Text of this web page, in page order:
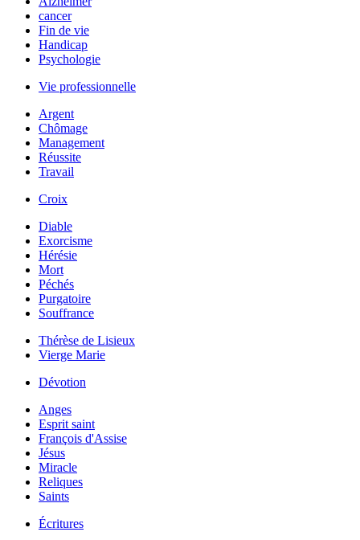
cancer
Fin de vie
Handicap
Psychologie
Vie professionnelle
Argent
Chômage
Management
Réussite
Travail
Croix
Diable
Exorcisme
Hérésie
Mort
Péchés
Purgatoire
Souffrance
Thérèse de Lisieux
Vierge Marie
Dévotion
Anges
Esprit saint
François d'Assise
Jésus
Miracle
Reliques
Saints
Écritures